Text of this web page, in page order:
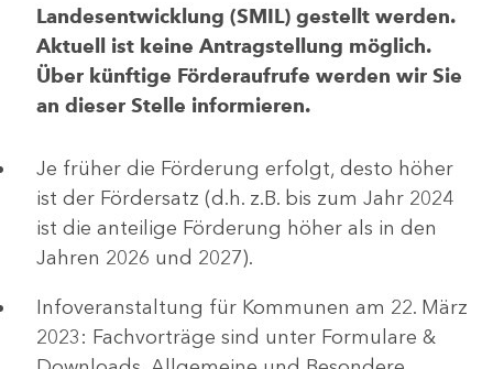
Landesentwicklung (SMIL) gestellt werden.
Aktuell ist keine Antragstellung möglich.
Über künftige Förderaufrufe werden wir Sie
an dieser Stelle informieren.
Je früher die Förderung erfolgt, desto höher
ist der Fördersatz (d.h. z.B. bis zum Jahr 2024
ist die anteilige Förderung höher als in den
Jahren 2026 und 2027).
Infoveranstaltung für Kommunen am 22. März
2023: Fachvorträge sind unter Formulare &